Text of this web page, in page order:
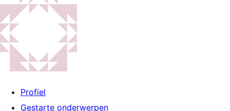
inhoud
Profiel
Gestarte onderwerpen